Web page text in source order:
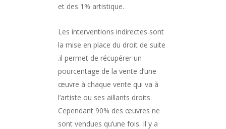
et des 1% artistique.
Les interventions indirectes sont
la mise en place du droit de suite
.il permet de récupérer un
pourcentage de la vente d’une
œuvre à chaque vente qui va à
l’artiste ou ses aillants droits.
Cependant 90% des œuvres ne
sont vendues qu’une fois. Il y a